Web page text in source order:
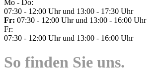
Mo - Do:
07:30 - 12:00 Uhr und 13:00 - 17:30 Uhr
Fr: 07:30 - 12:00 Uhr und 13:00 - 16:00 Uhr
Fr:
07:30 - 12:00 Uhr und 13:00 - 16:00 Uhr
So finden Sie uns.